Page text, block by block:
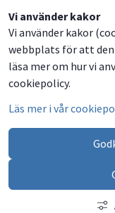
Vi använder kakor
Vi använder kakor
webbplats för att den
läsa mer om hur vi
cookiepolicy.
Läs mer i vår
Dela
på
Facebook
Dela
på
Twitter
Dela
på
LinkedIn
Dela
via
email
Besök
oss
på
Facebook